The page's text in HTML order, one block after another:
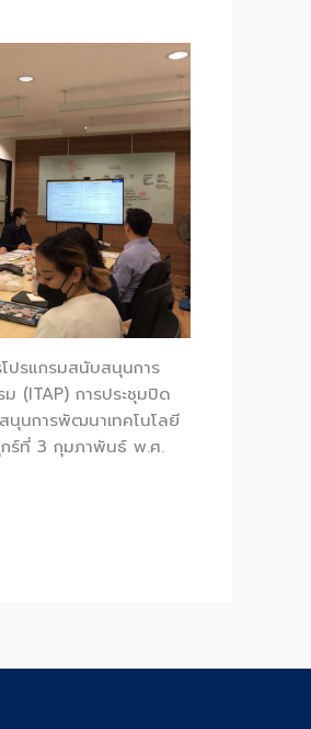
ปรแกรมสนับสนุนการ
(ITAP) การประชุมปิด
นุนการพัฒนาเทคโนโลยี
กร์ที่ 3 กุมภาพันธ์ พ.ศ.